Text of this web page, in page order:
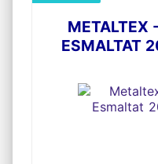
METALTEX
ESMALTAT